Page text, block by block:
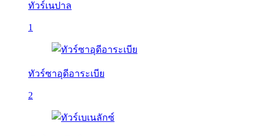
ทัวร์เนปาล
1
ทัวร์ซาอุดีอาระเบีย
2